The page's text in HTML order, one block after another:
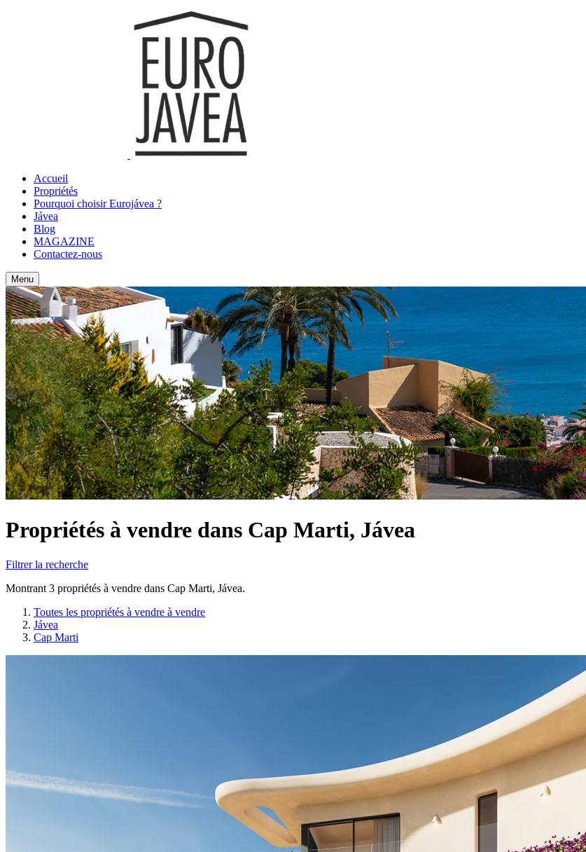
Accueil
Propriétés
Pourquoi choisir Eurojávea ?
Jávea
Blog
MAGAZINE
Contactez-nous
Menu
Propriétés à vendre dans Cap Marti, Jávea
Filtrer la recherche
Montrant 3 propriétés à vendre dans Cap Marti, Jávea.
Toutes les propriétés à vendre à vendre
Jávea
Cap Marti